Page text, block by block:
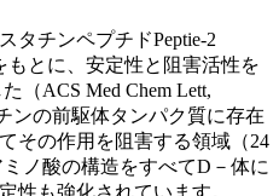
タチンペプチドPeptie-2
もとに、安定性と阻害活性を
（ACS Med Chem Lett,
ンの前駆体タンパク質に存在
その作用を阻害する領域（24
ノ酸の構造をすべてD－体に
性も強化されています。